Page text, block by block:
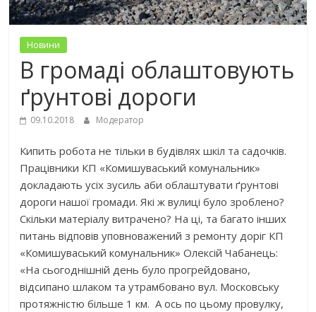
Новини
В громаді облаштовують
ґрунтові дороги
09.10.2018 Модератор
Кипить робота не тільки в будівлях шкіл та садочків.
Працівники КП «Комишуваський комунальник»
докладають усіх зусиль аби облаштувати ґрунтові
дороги нашої громади. Які ж вулиці було зроблено?
Скільки матеріалу витрачено? На ці, та багато інших
питань відповів уповноважений з ремонту доріг КП
«Комишуваський комунальник» Олексій Чабанець:
«На сьогоднішній день було прогрейдовано,
відсипано шлаком та утрамбовано вул. Московську
протяжністю більше 1 км. А ось по цьому провулку,